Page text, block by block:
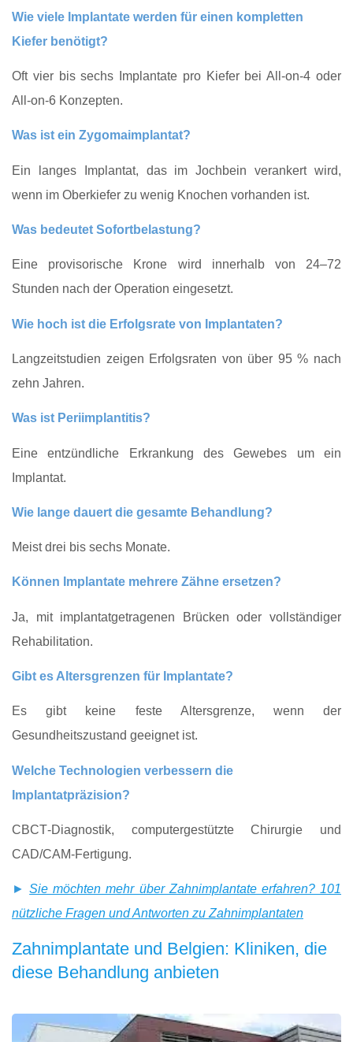
Wie viele Implantate werden für einen kompletten
Kiefer benötigt?
Oft vier bis sechs Implantate pro Kiefer bei All-on-4 oder
All-on-6 Konzepten.
Was ist ein Zygomaimplantat?
Ein langes Implantat, das im Jochbein verankert wird,
wenn im Oberkiefer zu wenig Knochen vorhanden ist.
Was bedeutet Sofortbelastung?
Eine provisorische Krone wird innerhalb von 24–72
Stunden nach der Operation eingesetzt.
Wie hoch ist die Erfolgsrate von Implantaten?
Langzeitstudien zeigen Erfolgsraten von über 95 % nach
zehn Jahren.
Was ist Periimplantitis?
Eine entzündliche Erkrankung des Gewebes um ein
Implantat.
Wie lange dauert die gesamte Behandlung?
Meist drei bis sechs Monate.
Können Implantate mehrere Zähne ersetzen?
Ja, mit implantatgetragenen Brücken oder vollständiger
Rehabilitation.
Gibt es Altersgrenzen für Implantate?
Es gibt keine feste Altersgrenze, wenn der
Gesundheitszustand geeignet ist.
Welche Technologien verbessern die
Implantatpräzision?
CBCT‑Diagnostik, computergestützte Chirurgie und
CAD/CAM‑Fertigung.
► Sie möchten mehr über Zahnimplantate erfahren? 101
nützliche Fragen und Antworten zu Zahnimplantaten
Zahnimplantate und Belgien: Kliniken, die
diese Behandlung anbieten